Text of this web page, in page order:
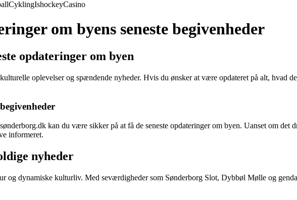
CyklingIshockeyCasino
om byens seneste begivenheder
opdateringer om byen
oplevelser og spændende nyheder. Hvis du ønsker at være opdateret på alt, hvad
kan du være sikker på at få de seneste opdateringer om byen. Uanset om det
informeret.
nyheder
og dynamiske kulturliv. Med seværdigheder som Sønderborg Slot, Dybbøl Mølle og